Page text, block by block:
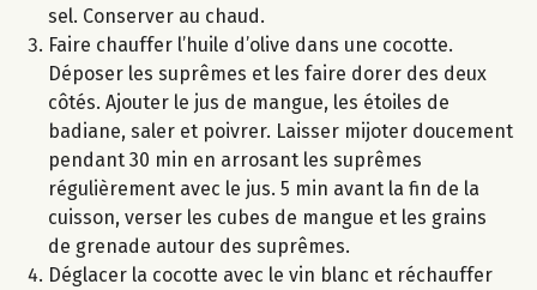
sel. Conserver au chaud.
Faire chauffer l’huile d’olive dans une cocotte.
Déposer les suprêmes et les faire dorer des deux
côtés. Ajouter le jus de mangue, les étoiles de
badiane, saler et poivrer. Laisser mijoter doucement
pendant 30 min en arrosant les suprêmes
régulièrement avec le jus. 5 min avant la fin de la
cuisson, verser les cubes de mangue et les grains
de grenade autour des suprêmes.
Déglacer la cocotte avec le vin blanc et réchauffer